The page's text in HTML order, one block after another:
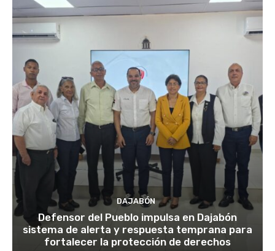
DAJABÓN
Defensor del Pueblo impulsa en Dajabón
sistema de alerta y respuesta temprana para
fortalecer la protección de derechos